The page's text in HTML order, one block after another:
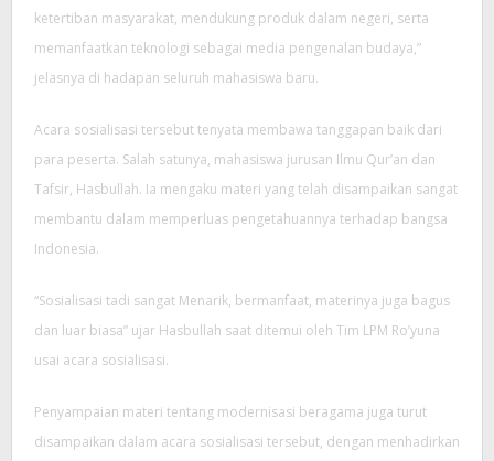
ketertiban masyarakat, mendukung produk dalam negeri, serta
memanfaatkan teknologi sebagai media pengenalan budaya,”
jelasnya di hadapan seluruh mahasiswa baru.
Acara sosialisasi tersebut tenyata membawa tanggapan baik dari
para peserta. Salah satunya, mahasiswa jurusan Ilmu Qur’an dan
Tafsir, Hasbullah. Ia mengaku materi yang telah disampaikan sangat
membantu dalam memperluas pengetahuannya terhadap bangsa
Indonesia.
“Sosialisasi tadi sangat Menarik, bermanfaat, materinya juga bagus
dan luar biasa” ujar Hasbullah saat ditemui oleh Tim LPM Ro’yuna
usai acara sosialisasi.
Penyampaian materi tentang modernisasi beragama juga turut
disampaikan dalam acara sosialisasi tersebut, dengan menhadirkan